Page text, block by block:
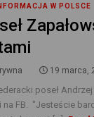
W POLSCE
19 marca,
poseł
na FB. "Jesteście